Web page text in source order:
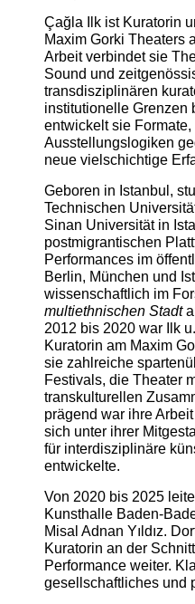
Çağla Ilk ist Kuratorin
Maxim Gorki Theaters
Arbeit verbindet sie
Sound und
transdisziplinären
institutionelle Grenzen
entwickelt sie
Ausstellungslogiken
neue vielschichtige
Geboren in Istanbul,
Technischen
Sinan Universität in
postmigrantischen
Performances im
Berlin, München und
wissenschaftlich im
multiethnischen Stadt
2012 bis 2020 war Ilk
Kuratorin am Maxim
sie zahlreiche
Festivals, die Theater
transkulturellen
prägend war ihre
sich unter ihrer
für interdisziplinäre
entwickelte.
Von 2020 bis 2025
Kunsthalle Baden-
Misal Adnan Yıldız.
Kuratorin an der
Performance weiter.
gesellschaftliches und